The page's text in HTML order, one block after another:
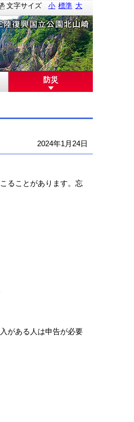
文字サイズ 小 標準 大
防災
2024年1月24日
ることがあります。忘
がある人は申告が必要